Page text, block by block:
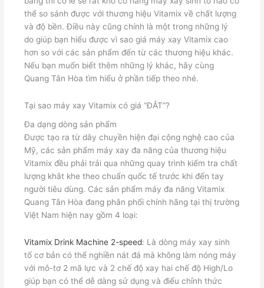
thể so sánh được với thương hiệu Vitamix về chất lượng
và độ bền. Điều này cũng chính là một trong những lý
do giúp bạn hiểu được vì sao giá máy xay Vitamix cao
hơn so với các sản phẩm đến từ các thương hiệu khác.
Nếu bạn muốn biết thêm những lý khác, hãy cùng
Quang Tân Hòa tìm hiểu ở phần tiếp theo nhé.
Tại sao máy xay Vitamix có giá “ĐẮT”?
Đa dạng dòng sản phẩm
Được tạo ra từ dây chuyền hiện đại cộng nghệ cao của
Mỹ, các sản phẩm máy xay đa năng của thương hiệu
Vitamix đều phải trải qua những quay trình kiểm tra chất
lượng khắt khe theo chuẩn quốc tế trước khi đến tay
người tiêu dùng. Các sản phẩm máy đa năng Vitamix
Quang Tân Hòa đang phân phối chính hãng tại thị trường
Việt Nam hiện nay gồm 4 loại:
Vitamix Drink Machine 2-speed: Là dòng máy xay sinh
tố cơ bản có thể nghiền nát đá mà không làm nóng máy
với mô-tơ 2 mã lực và 2 chế độ xay hai chế độ High/Lo
giúp bạn có thể dễ dàng sử dụng và điểu chỉnh thức